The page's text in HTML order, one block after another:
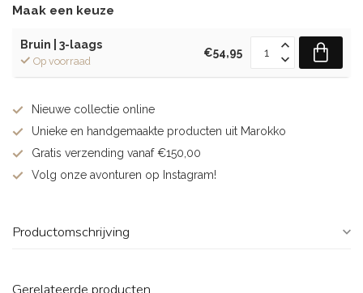
Maak een keuze
Bruin | 3-laags
Op voorraad
€54,95
Nieuwe collectie online
Unieke en handgemaakte producten uit Marokko
Gratis verzending vanaf €150,00
Volg onze avonturen op Instagram!
Productomschrijving